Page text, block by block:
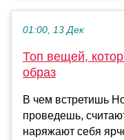
01:00, 13 Дек
Топ вещей,
образ
В чем встретишь
проведешь,
наряжают себя